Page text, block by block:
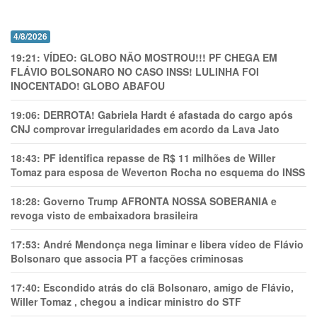
4/8/2026
19:21: VÍDEO: GLOBO NÃO MOSTROU!!! PF CHEGA EM
FLÁVIO BOLSONARO NO CASO INSS! LULINHA FOI
INOCENTADO! GLOBO ABAFOU
19:06: DERROTA! Gabriela Hardt é afastada do cargo após
CNJ comprovar irregularidades em acordo da Lava Jato
18:43: PF identifica repasse de R$ 11 milhões de Willer
Tomaz para esposa de Weverton Rocha no esquema do INSS
18:28: Governo Trump AFRONTA NOSSA SOBERANIA e
revoga visto de embaixadora brasileira
17:53: André Mendonça nega liminar e libera vídeo de Flávio
Bolsonaro que associa PT a facções criminosas
17:40: Escondido atrás do clã Bolsonaro, amigo de Flávio,
Willer Tomaz , chegou a indicar ministro do STF